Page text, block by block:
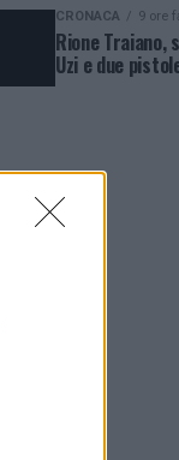
CRONACA 9 ore
Rione
Uzi e due